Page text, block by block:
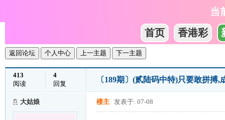
当
首页
香港彩
返回论坛 个人中心 上一主题 下一主题
413
阅读
4
回复
〔189期〕(贰陆码中特)只要敢拼
大姑娘 楼主 发表于: 07-08